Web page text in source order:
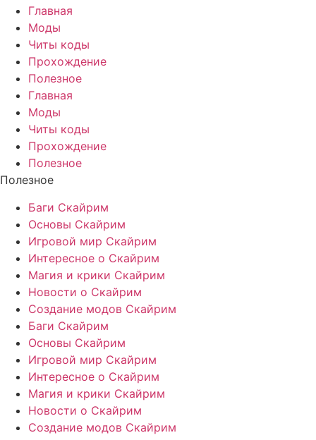
Главная
Моды
Читы коды
Прохождение
Полезное
Главная
Моды
Читы коды
Прохождение
Полезное
Полезное
Баги Скайрим
Основы Скайрим
Игровой мир Скайрим
Интересное о Скайрим
Магия и крики Скайрим
Новости о Скайрим
Создание модов Скайрим
Баги Скайрим
Основы Скайрим
Игровой мир Скайрим
Интересное о Скайрим
Магия и крики Скайрим
Новости о Скайрим
Создание модов Скайрим